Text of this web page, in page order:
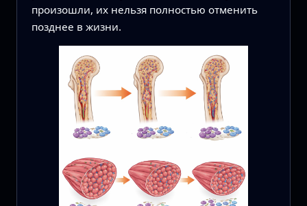
произошли, их нельзя полностью отменить
позднее в жизни.